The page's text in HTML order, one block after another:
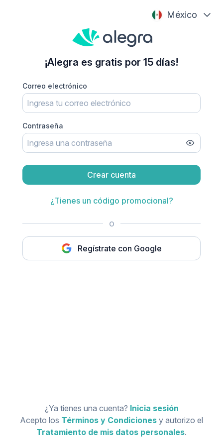
México
¡Alegra es gratis por 15 días!
Correo electrónico
Contraseña
Crear cuenta
¿Tienes un código promocional?
o
Regístrate con Google
¿Ya tienes una cuenta? Inicia sesión
Acepto los Términos y Condiciones y autorizo el
Tratamiento de mis datos personales.